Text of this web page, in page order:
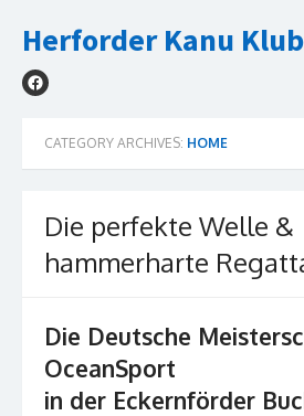
to
Herforder Kanu
CATEGORY ARCHIVES: HOME
Die perfekte Welle &
hammerharte
Die Deutsche
OceanSport
in der Eckernförder